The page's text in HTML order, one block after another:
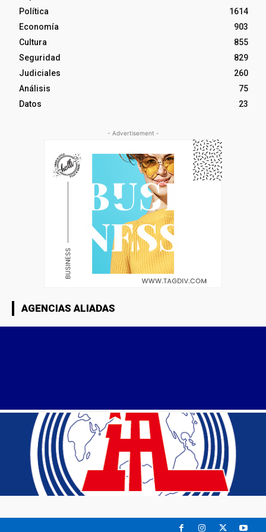
Política
1614
Economía
903
Cultura
855
Seguridad
829
Judiciales
260
Análisis
75
Datos
23
- Advertisement -
AGENCIAS ALIADAS